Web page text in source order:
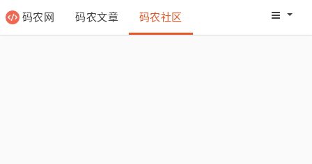
码农网 码农文章 码农社区 码农网